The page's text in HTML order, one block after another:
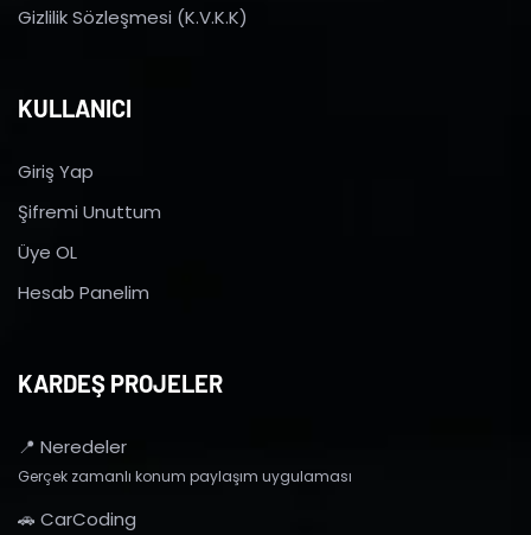
Gizlilik Sözleşmesi (K.V.K.K)
KULLANICI
Giriş Yap
Şifremi Unuttum
Üye OL
Hesab Panelim
KARDEŞ PROJELER
📍 Neredeler
Gerçek zamanlı konum paylaşım uygulaması
🚗 CarCoding